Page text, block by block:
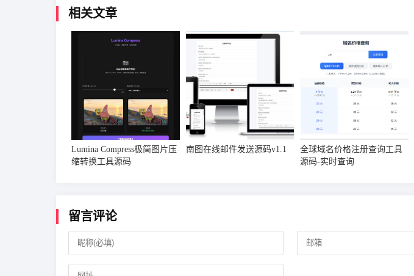
相关文章
Lumina Compress极简图片压
缩转换工具源码
南图在线邮件发送源码v1.1
全球域名价格注册查询工具
源码-实时查询
留言评论